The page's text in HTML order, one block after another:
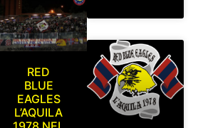
RED
BLUE
EAGLES
L’AQUILA